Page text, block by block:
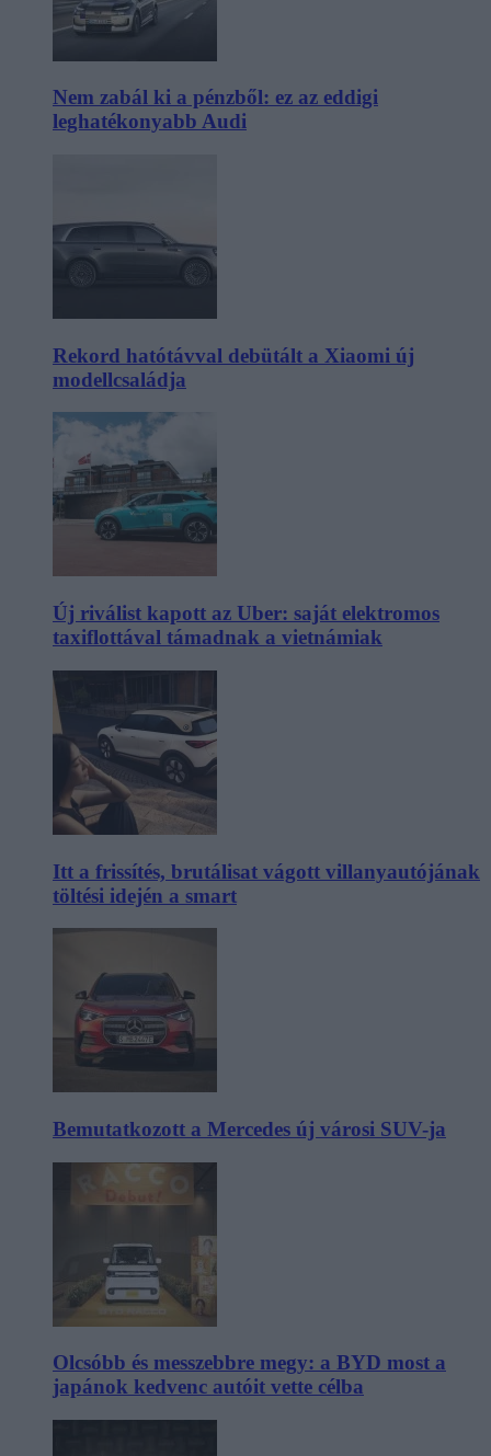
Nem zabál ki a pénzből: ez az eddigi
leghatékonyabb Audi
Rekord hatótávval debütált a Xiaomi új
modellcsaládja
Új riválist kapott az Uber: saját elektromos
taxiflottával támadnak a vietnámiak
Itt a frissítés, brutálisat vágott villanyautójának
töltési idején a smart
Bemutatkozott a Mercedes új városi SUV-ja
Olcsóbb és messzebbre megy: a BYD most a
japánok kedvenc autóit vette célba